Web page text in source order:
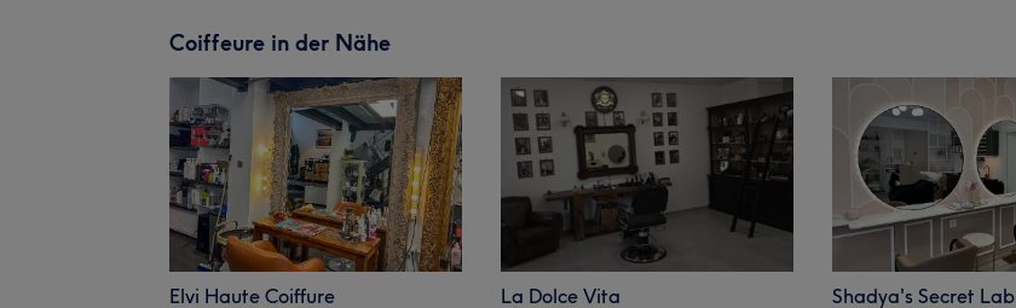
Coiffeure in der Nähe
Elvi Haute Coiffure La Dolce Vita Shadya's Secret Lab